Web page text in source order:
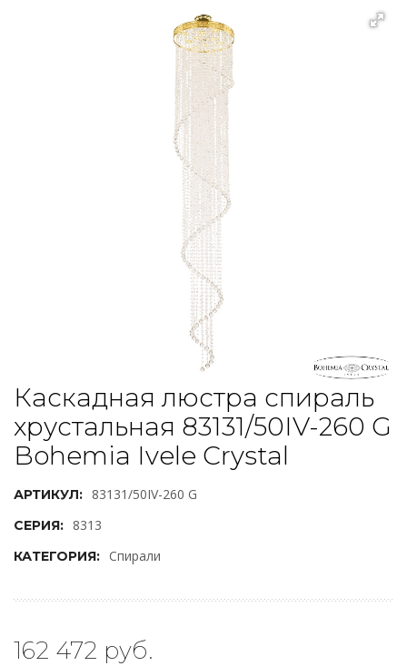
Каскадная люстра спираль
хрустальная 83131/50IV-260 G
Bohemia Ivele Crystal
АРТИКУЛ: 83131/50IV-260 G
СЕРИЯ: 8313
КАТЕГОРИЯ: Спирали
162 472 руб.